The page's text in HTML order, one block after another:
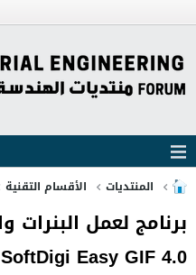
المنتديات الأقسام التقنية
برنامج لعمل البنرات
SoftDigi Easy GIF 4.0